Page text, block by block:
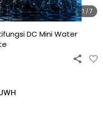
1 / 7
DC Mini Water